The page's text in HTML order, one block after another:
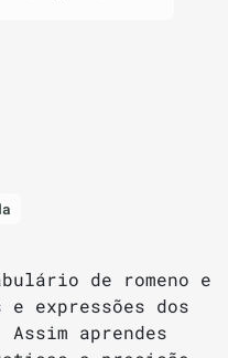
de romeno e
expressões dos
aprendes